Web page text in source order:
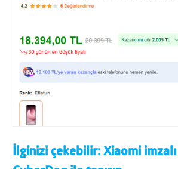
İlginizi çekebilir:Xiaomi